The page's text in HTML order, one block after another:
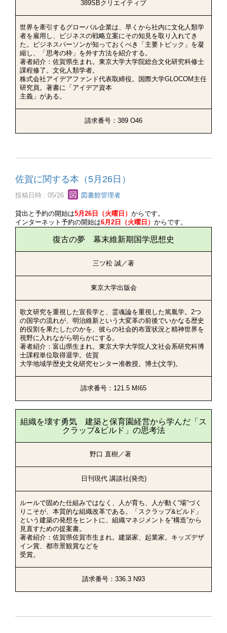
389SBクリエイティブ
世界を牽引するグローバル企業は、早くから社内に文化人類学
者を雇用し、ビジネスの戦略立案にその知見を取り入れてき
た。ビジネスパーソンが知っておくべき「主要トピック」を凝
縮し、「思考の枠」を外す方法を紹介する。
著者紹介：佐賀県生まれ。東京大学大学院総合文化研究科修士
課程修了。文化人類学者。
株式会社アイデアファンド代表取締役。国際大学GLOCOM主任
研究員。著書に「アイデア資本
主義」がある。
請求番号：389 O46
佐賀に関する本（5月26日）
投稿日時 : 05/26 図書館管理者
貸出と予約の開始は5月26日（火曜日） からです。
インターネット予約の開始は6月2日（火曜日） からです。
復古の夢 幕末維新期国学思想史
三ツ松 誠／著
東京大学出版会
歌文研究を重視した宣長学と、霊魂論を重視した篤胤学。2つ
の国学の流れが、明治維新という大変革の前後でいかなる歴史
的役割を果たしたのかを、彼らの社会的布置状況と精神世界を
視野に入れながら明らかにする。
著者紹介：富山県生まれ。東京大学大学院人文社会系研究科博
士課程単位取得退学。佐賀
大学地域学歴史文化研究センター准教授。博士(文学)。
請求番号：121.5 MI65
組織を壊す勇気 建築と保育園経営から学んだ「ス
クラップ&ビルド」の思考法
野口 直樹／著
日刊現代 講談社(発売)
ルールで固めた仕組みではなく、人が育ち、人が動く“場”づく
りこそが、本質的な組織改革である。「スクラップ&ビルド」
という建築の発想をヒントに、組織マネジメントを“構造”から
見直すための提案書。
著者紹介：佐賀県佐賀市生まれ。建築家、起業家。キッズデザ
イン賞、都市景観賞などを
受賞。
請求番号：336.3 N93